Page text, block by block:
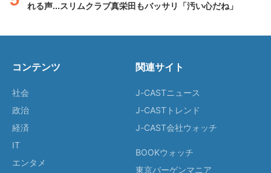
れる声...スリムクラブ真栄田もバッサリ「汚い心だね」
コンテンツ
社会
政治
経済
IT
エンタメ
関連サイト
J-CASTニュース
J-CASTトレンド
J-CAST会社ウォッチ
BOOKウォッチ
東京バーゲンマニア